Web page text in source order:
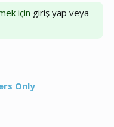
için giriş yap veya
Only